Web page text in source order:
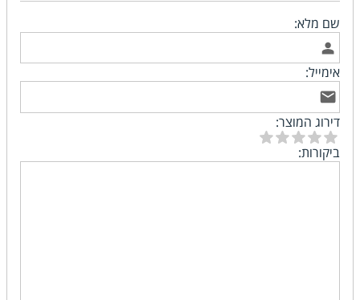
שם מלא:
אימייל:
דירוג המוצר:
ביקורות: